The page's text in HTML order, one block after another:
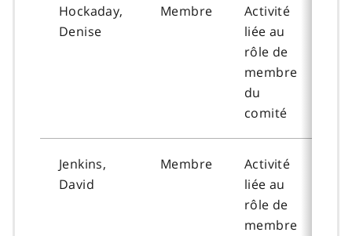
Hockaday,
Denise
Membre
Activité
liée au
rôle de
membre
du
comité
Jenkins,
David
Membre
Activité
liée au
rôle de
membre